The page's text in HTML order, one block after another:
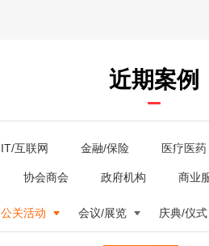
近期案例
IT/互联网 金融/保险 医疗医药
协会商会 政府机构 商业
公关活动 会议/展览 庆典/仪式